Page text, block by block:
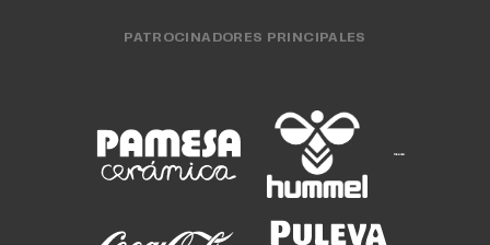
PATROCINADORES PRINCIPALES